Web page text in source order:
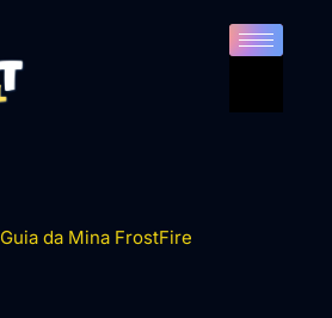
Guia da Mina FrostFire